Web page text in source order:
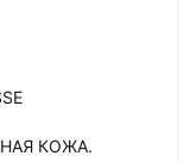
КОЖА.